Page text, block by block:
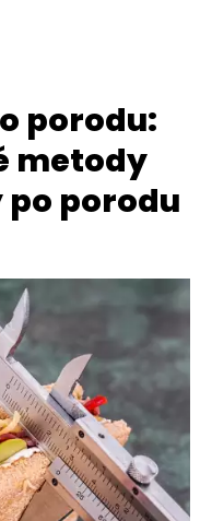
porodu:
metody
porodu